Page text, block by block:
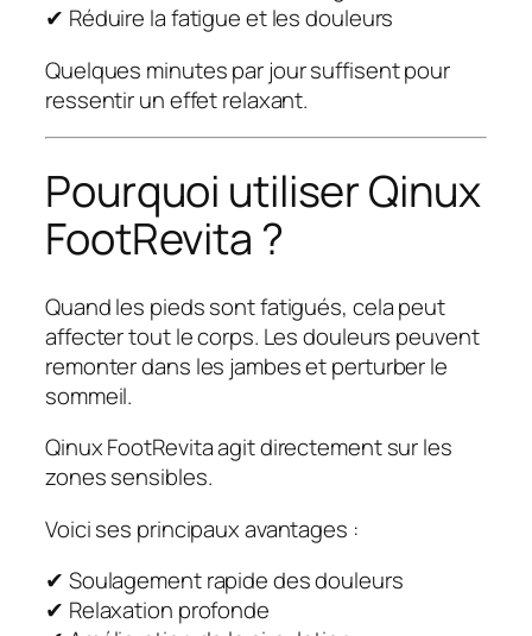
✔ Réduire la fatigue et les douleurs
Quelques minutes par jour suffisent pour
ressentir un effet relaxant.
Pourquoi utiliser Qinux
FootRevita ?
Quand les pieds sont fatigués, cela peut
affecter tout le corps. Les douleurs peuvent
remonter dans les jambes et perturber le
sommeil.
Qinux FootRevita agit directement sur les
zones sensibles.
Voici ses principaux avantages :
✔ Soulagement rapide des douleurs
✔ Relaxation profonde